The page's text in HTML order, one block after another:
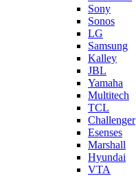
Sony
Sonos
LG
Samsung
Kalley
JBL
Yamaha
Multitech
TCL
Challenger
Esenses
Marshall
Hyundai
VTA